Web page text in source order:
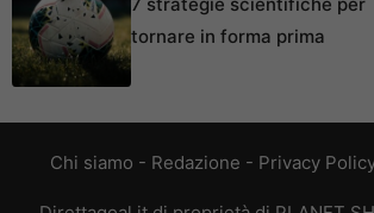
tornare in forma prima
Chi siamo - Redazione - Privacy